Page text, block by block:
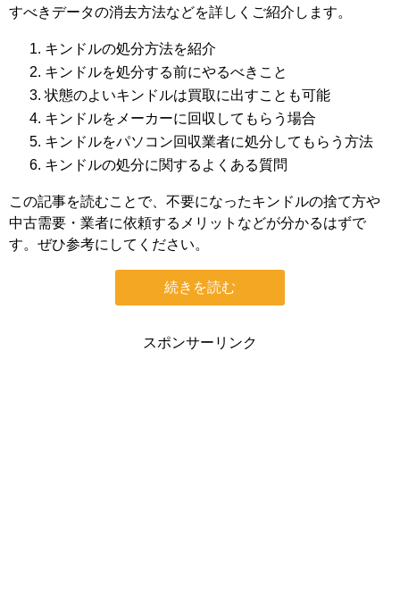
すべきデータの消去方法などを詳しくご紹介します。
キンドルの処分方法を紹介
キンドルを処分する前にやるべきこと
状態のよいキンドルは買取に出すことも可能
キンドルをメーカーに回収してもらう場合
キンドルをパソコン回収業者に処分してもらう方法
キンドルの処分に関するよくある質問
この記事を読むことで、不要になったキンドルの捨て方や
中古需要・業者に依頼するメリットなどが分かるはずで
す。ぜひ参考にしてください。
続きを読む
スポンサーリンク